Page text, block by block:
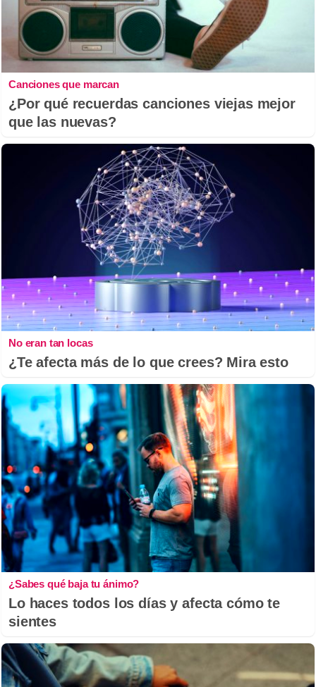
Canciones que marcan
¿Por qué recuerdas canciones viejas mejor
que las nuevas?
No eran tan locas
¿Te afecta más de lo que crees? Mira esto
¿Sabes qué baja tu ánimo?
Lo haces todos los días y afecta cómo te
sientes